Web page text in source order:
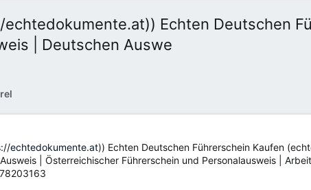
Echten Deutschen
| Deutschen Auswe
echtedokumente.at)) Echten Deutschen Führerschein Kaufen
| Österreichischer Führerschein und Personalausweis |